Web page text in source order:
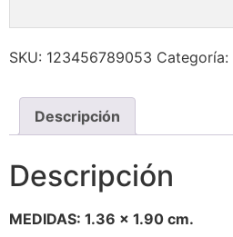
SKU: 123456789053 Categoría:
Descripción
Descripción
MEDIDAS: 1.36 x 1.90 cm.